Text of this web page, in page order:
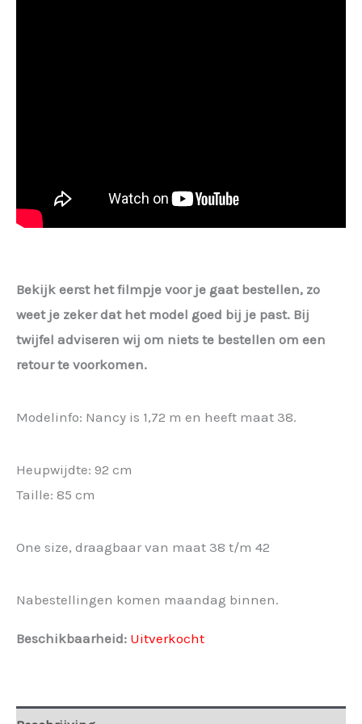
Bekijk eerst het filmpje voor je gaat bestellen, zo
weet je zeker dat het model goed bij je past. Bij
twijfel adviseren wij om niets te bestellen om een
retour te voorkomen.
Modelinfo: Nancy is 1,72 m en heeft maat 38.
Heupwijdte: 92 cm
Taille: 85 cm
One size, draagbaar van maat 38 t/m 42
Nabestellingen komen maandag binnen.
Beschikbaarheid: Uitverkocht